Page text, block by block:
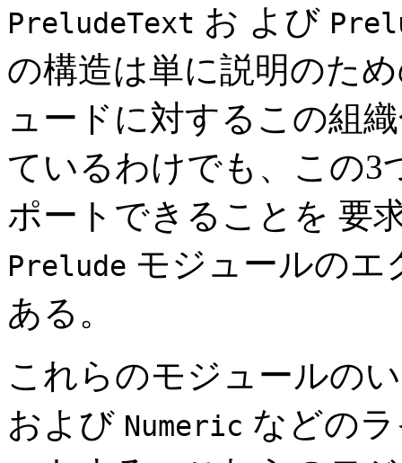
PreludeText お よび
の構造は単に説明のた
ュードに対するこの組
ているわけでも、この3
ポートできることを 要
Prelude モジュールのエ
ある。
これらのモジュールの
および Numeric などの